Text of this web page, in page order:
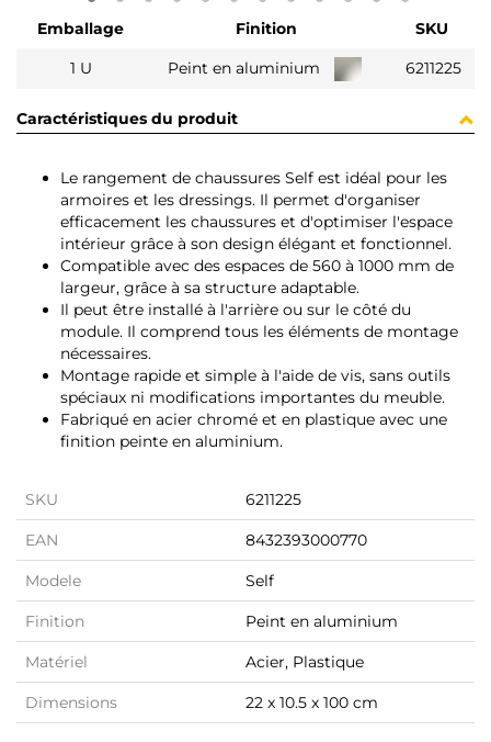
Emballage Finition
SKU
1 U
Peint en aluminium 6211225
Caractéristiques du produit
Le rangement de chaussures Self est idéal pour les
armoires et les dressings. Il permet d'organiser
efficacement les chaussures et d'optimiser l'espace
intérieur grâce à son design élégant et fonctionnel.
Compatible avec des espaces de 560 à 1000 mm de
largeur, grâce à sa structure adaptable.
Il peut être installé à l'arrière ou sur le côté du
module. Il comprend tous les éléments de montage
nécessaires.
Montage rapide et simple à l'aide de vis, sans outils
spéciaux ni modifications importantes du meuble.
Fabriqué en acier chromé et en plastique avec une
finition peinte en aluminium.
SKU 6211225
EAN 8432393000770
Modele Self
Finition Peint en aluminium
Matériel Acier, Plastique
Dimensions 22 x 10.5 x 100 cm